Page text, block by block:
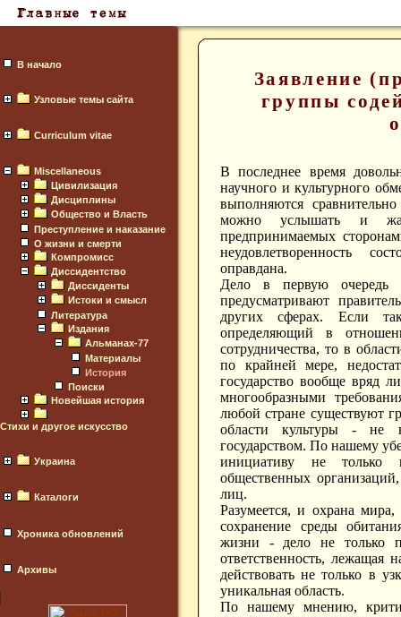
В начало
Узловые темы сайта
Curriculum vitae
Miscellaneous
Цивилизация
Дисциплины
Общество и Власть
Преступление и наказание
О жизни и смерти
Компромисс
Диссидентство
Диссиденты
Истоки и смысл
Литература
Издания
Альманах-77
Материалы
История
Поиски
Новейшая история
Стихи и другое искусство
Украина
Каталоги
Хроника обновлений
Архивы
Заявление
группы
В последнее время
научного и культурного
выполняются
можно услышать и
предпринимаемых
неудовлетворенность
оправдана.
Дело в первую очередь
предусматривают
других сферах. Если
определяющий в
сотрудничества, то в
по крайней мере,
государство вообще вряд
многообразными
любой стране существуют
области культуры - не в
государством. По нашему
инициативу не только
общественных
лиц.
Разумеется, и охрана
сохранение среды
жизни - дело не только
ответственность, лежащая
действовать не только в
уникальная область.
По нашему мнению,